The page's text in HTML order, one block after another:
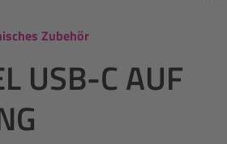
Zubehör
USB-C AUF